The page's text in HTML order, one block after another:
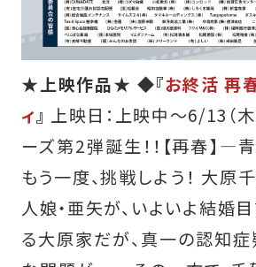
★上映作品★ ◆『お終活 再
ィ』 上映日：上映中～6/13（木
ーズ第2弾誕生！！【再春】―
もう一度、挑戦しよう！ 大原
人娘・亜矢が、いよいよ結婚
る大原家だが、真一の認知